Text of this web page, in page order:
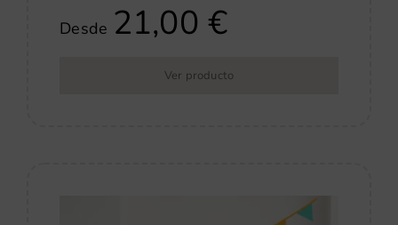
Desde 21,00€
Ver producto